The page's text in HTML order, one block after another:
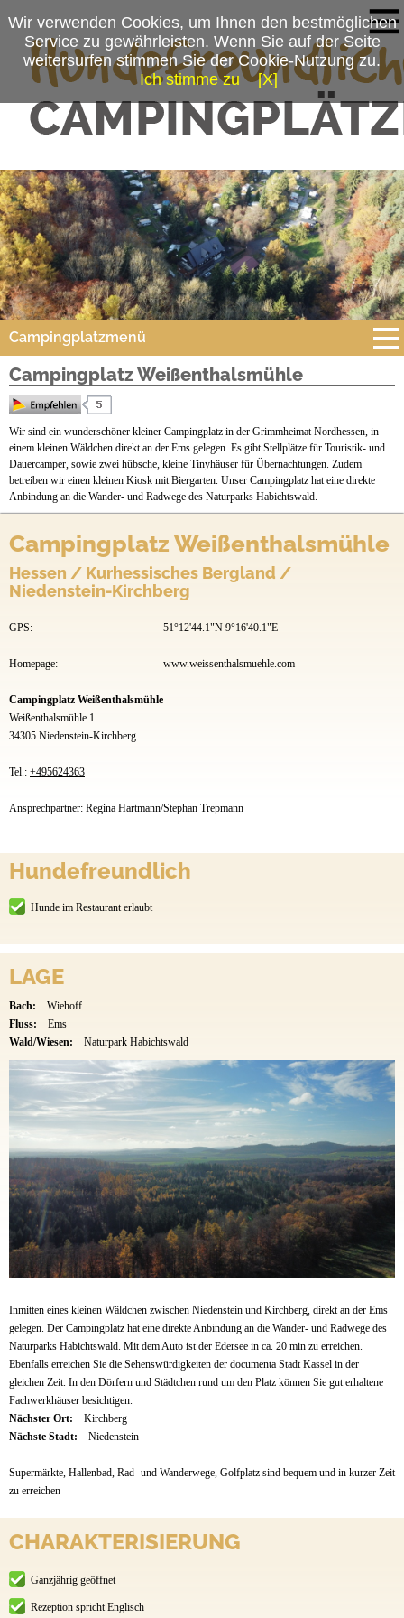
Campingplatzmenü
Platzdaten
Stellplätze
Mietobjekte
Preise & Prospekte
Anfahrt
Campingplatz Weißenthalsmühle
Wir sind ein wunderschöner kleiner Campingplatz in der Grimmheimat Nordhessen, in
einem kleinen Wäldchen direkt an der Ems gelegen. Es gibt Stellplätze für Touristik- und
Dauercamper, sowie zwei hübsche, kleine Tinyhäuser für Übernachtungen. Zudem
betreiben wir einen kleinen Kiosk mit Biergarten. Unser Campingplatz hat eine direkte
Anbindung an die Wander- und Radwege des Naturparks Habichtswald.
Campingplatz Weißenthalsmühle
Hessen / Kurhessisches Bergland /
Niedenstein-Kirchberg
GPS: 51°12'44.1"N 9°16'40.1"E
Homepage: www.weissenthalsmuehle.com
Campingplatz Weißenthalsmühle
Weißenthalsmühle 1
34305 Niedenstein-Kirchberg
Tel.: +495624363
Ansprechpartner: Regina Hartmann/Stephan Trepmann
Hundefreundlich
Hunde im Restaurant erlaubt
LAGE
Bach:
Wiehoff
Fluss:
Ems
Wald/Wiesen:
Naturpark Habichtswald
Inmitten eines kleinen Wäldchen zwischen Niedenstein und Kirchberg, direkt an der Ems
gelegen. Der Campingplatz hat eine direkte Anbindung an die Wander- und Radwege des
Naturparks Habichtswald. Mit dem Auto ist der Edersee in ca. 20 min zu erreichen.
Ebenfalls erreichen Sie die Sehenswürdigkeiten der documenta Stadt Kassel in der
gleichen Zeit. In den Dörfern und Städtchen rund um den Platz können Sie gut erhaltene
Fachwerkhäuser besichtigen.
Nächster Ort:
Kirchberg
Nächste Stadt:
Niedenstein
Supermärkte, Hallenbad, Rad- und Wanderwege, Golfplatz sind bequem und in kurzer Zeit
zu erreichen
CHARAKTERISIERUNG
Ganzjährig geöffnet
Rezeption spricht Englisch
Wir verwenden Cookies, um Ihnen den bestmöglichen
Service zu gewährleisten. Wenn Sie auf der Seite
weitersurfen stimmen Sie der Cookie-Nutzung zu.
Ich stimme zu
[X]